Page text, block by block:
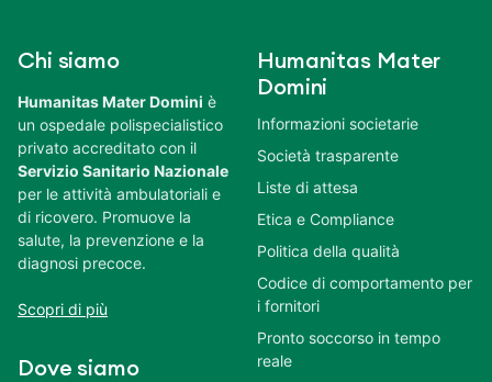
Chi siamo
Humanitas Mater Domini è
un ospedale polispecialistico
privato accreditato con il
Servizio Sanitario Nazionale
per le attività ambulatoriali e
di ricovero. Promuove la
salute, la prevenzione e la
diagnosi precoce.
Scopri di più
Dove siamo
Humanitas Mater
Domini
Informazioni societarie
Società trasparente
Liste di attesa
Etica e Compliance
Politica della qualità
Codice di comportamento per
i fornitori
Pronto soccorso in tempo
reale